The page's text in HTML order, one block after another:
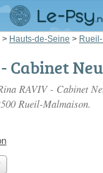
> Hauts-de-Seine >
Cabinet
RAVIV - Cabinet
Rueil-Malmaison.